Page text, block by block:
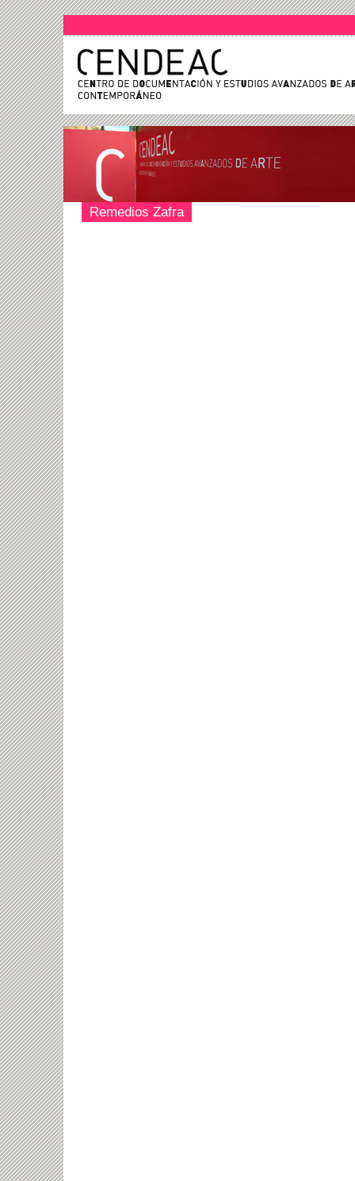
Remedios Zafra